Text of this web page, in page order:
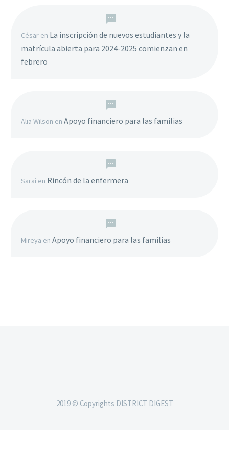
César en La inscripción de nuevos estudiantes y la
matrícula abierta para 2024-2025 comienzan en
febrero
Alia Wilson en Apoyo financiero para las familias
Sarai en Rincón de la enfermera
Mireya en Apoyo financiero para las familias
2019 © Copyrights DISTRICT DIGEST